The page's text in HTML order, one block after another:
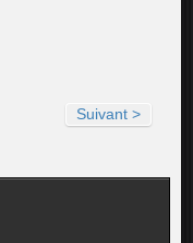
Suivant >